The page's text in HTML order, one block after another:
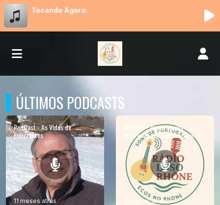
Tocando Agora:
ÚLTIMOS PODCASTS
PodCast - As Vidas de
Emigrantes
11 meses atrás
Podcast - Reportagens
exteriores - Associativismo
11 meses atrás